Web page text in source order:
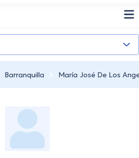
Barranquilla María José De Los